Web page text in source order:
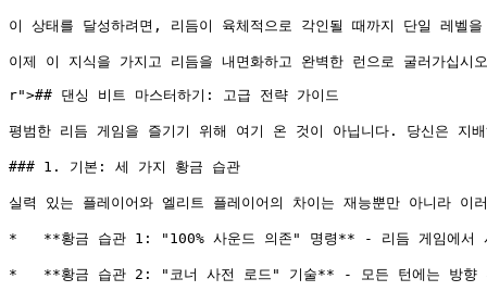
이 상태를 달성하려면, 리듬이 육체적으로 각인될 때까지 단일 레벨
r">## 댄싱 비트 마스터하기: 고급 전략 가이드
평범한 리듬 게임을 즐기기 위해 여기 온 것이 아닙니다. 당신은 지
### 1. 기본: 세 가지 황금 습관
실력 있는 플레이어와 엘리트 플레이어의 차이는 재능뿐만 아니라
*   **황금 습관 1: "100% 사운드 의존" 명령** - 리듬 게임에서 시
*   **황금 습관 2: "코너 사전 로드" 기술** - 모든 턴에는 방향 전